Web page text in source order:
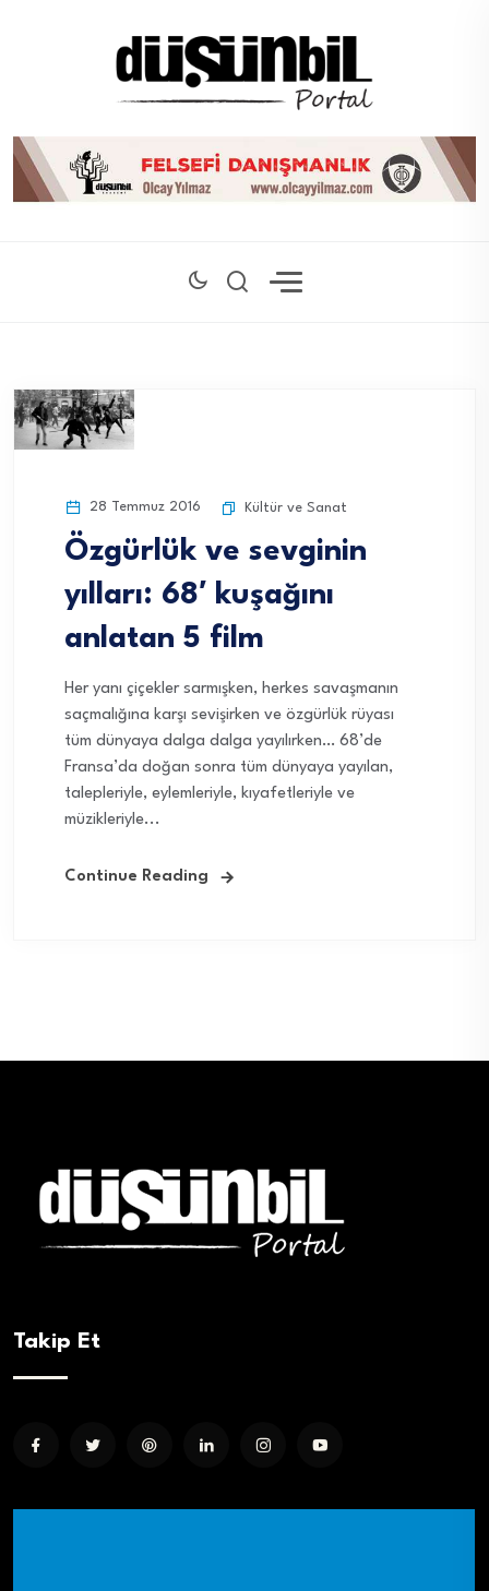
28 Temmuz 2016 Kültür ve Sanat
Özgürlük ve sevginin
yılları: 68′ kuşağını
anlatan 5 film
Her yanı çiçekler sarmışken, herkes savaşmanın
saçmalığına karşı sevişirken ve özgürlük rüyası
tüm dünyaya dalga dalga yayılırken… 68’de
Fransa’da doğan sonra tüm dünyaya yayılan,
talepleriyle, eylemleriyle, kıyafetleriyle ve
müzikleriyle...
Continue Reading
Takip Et